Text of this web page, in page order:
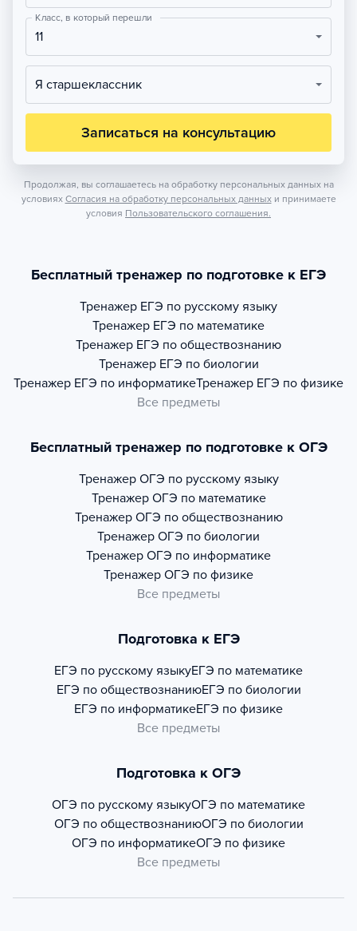
Класс, в который перешли
11
Я старшеклассник
Записаться на консультацию
Продолжая, вы соглашаетесь на обработку персональных данных на
условиях Согласия на обработку персональных данных и принимаете
условия Пользовательского соглашения.
Бесплатный тренажер по подготовке к ЕГЭ
Тренажер ЕГЭ по русскому языку
Тренажер ЕГЭ по математике
Тренажер ЕГЭ по обществознанию
Тренажер ЕГЭ по биологии
Тренажер ЕГЭ по информатикеТренажер ЕГЭ по физике
Все предметы
Бесплатный тренажер по подготовке к ОГЭ
Тренажер ОГЭ по русскому языку
Тренажер ОГЭ по математике
Тренажер ОГЭ по обществознанию
Тренажер ОГЭ по биологии
Тренажер ОГЭ по информатике
Тренажер ОГЭ по физике
Все предметы
Подготовка к ЕГЭ
ЕГЭ по русскому языкуЕГЭ по математике
ЕГЭ по обществознаниюЕГЭ по биологии
ЕГЭ по информатикеЕГЭ по физике
Все предметы
Подготовка к ОГЭ
ОГЭ по русскому языкуОГЭ по математике
ОГЭ по обществознаниюОГЭ по биологии
ОГЭ по информатикеОГЭ по физике
Все предметы